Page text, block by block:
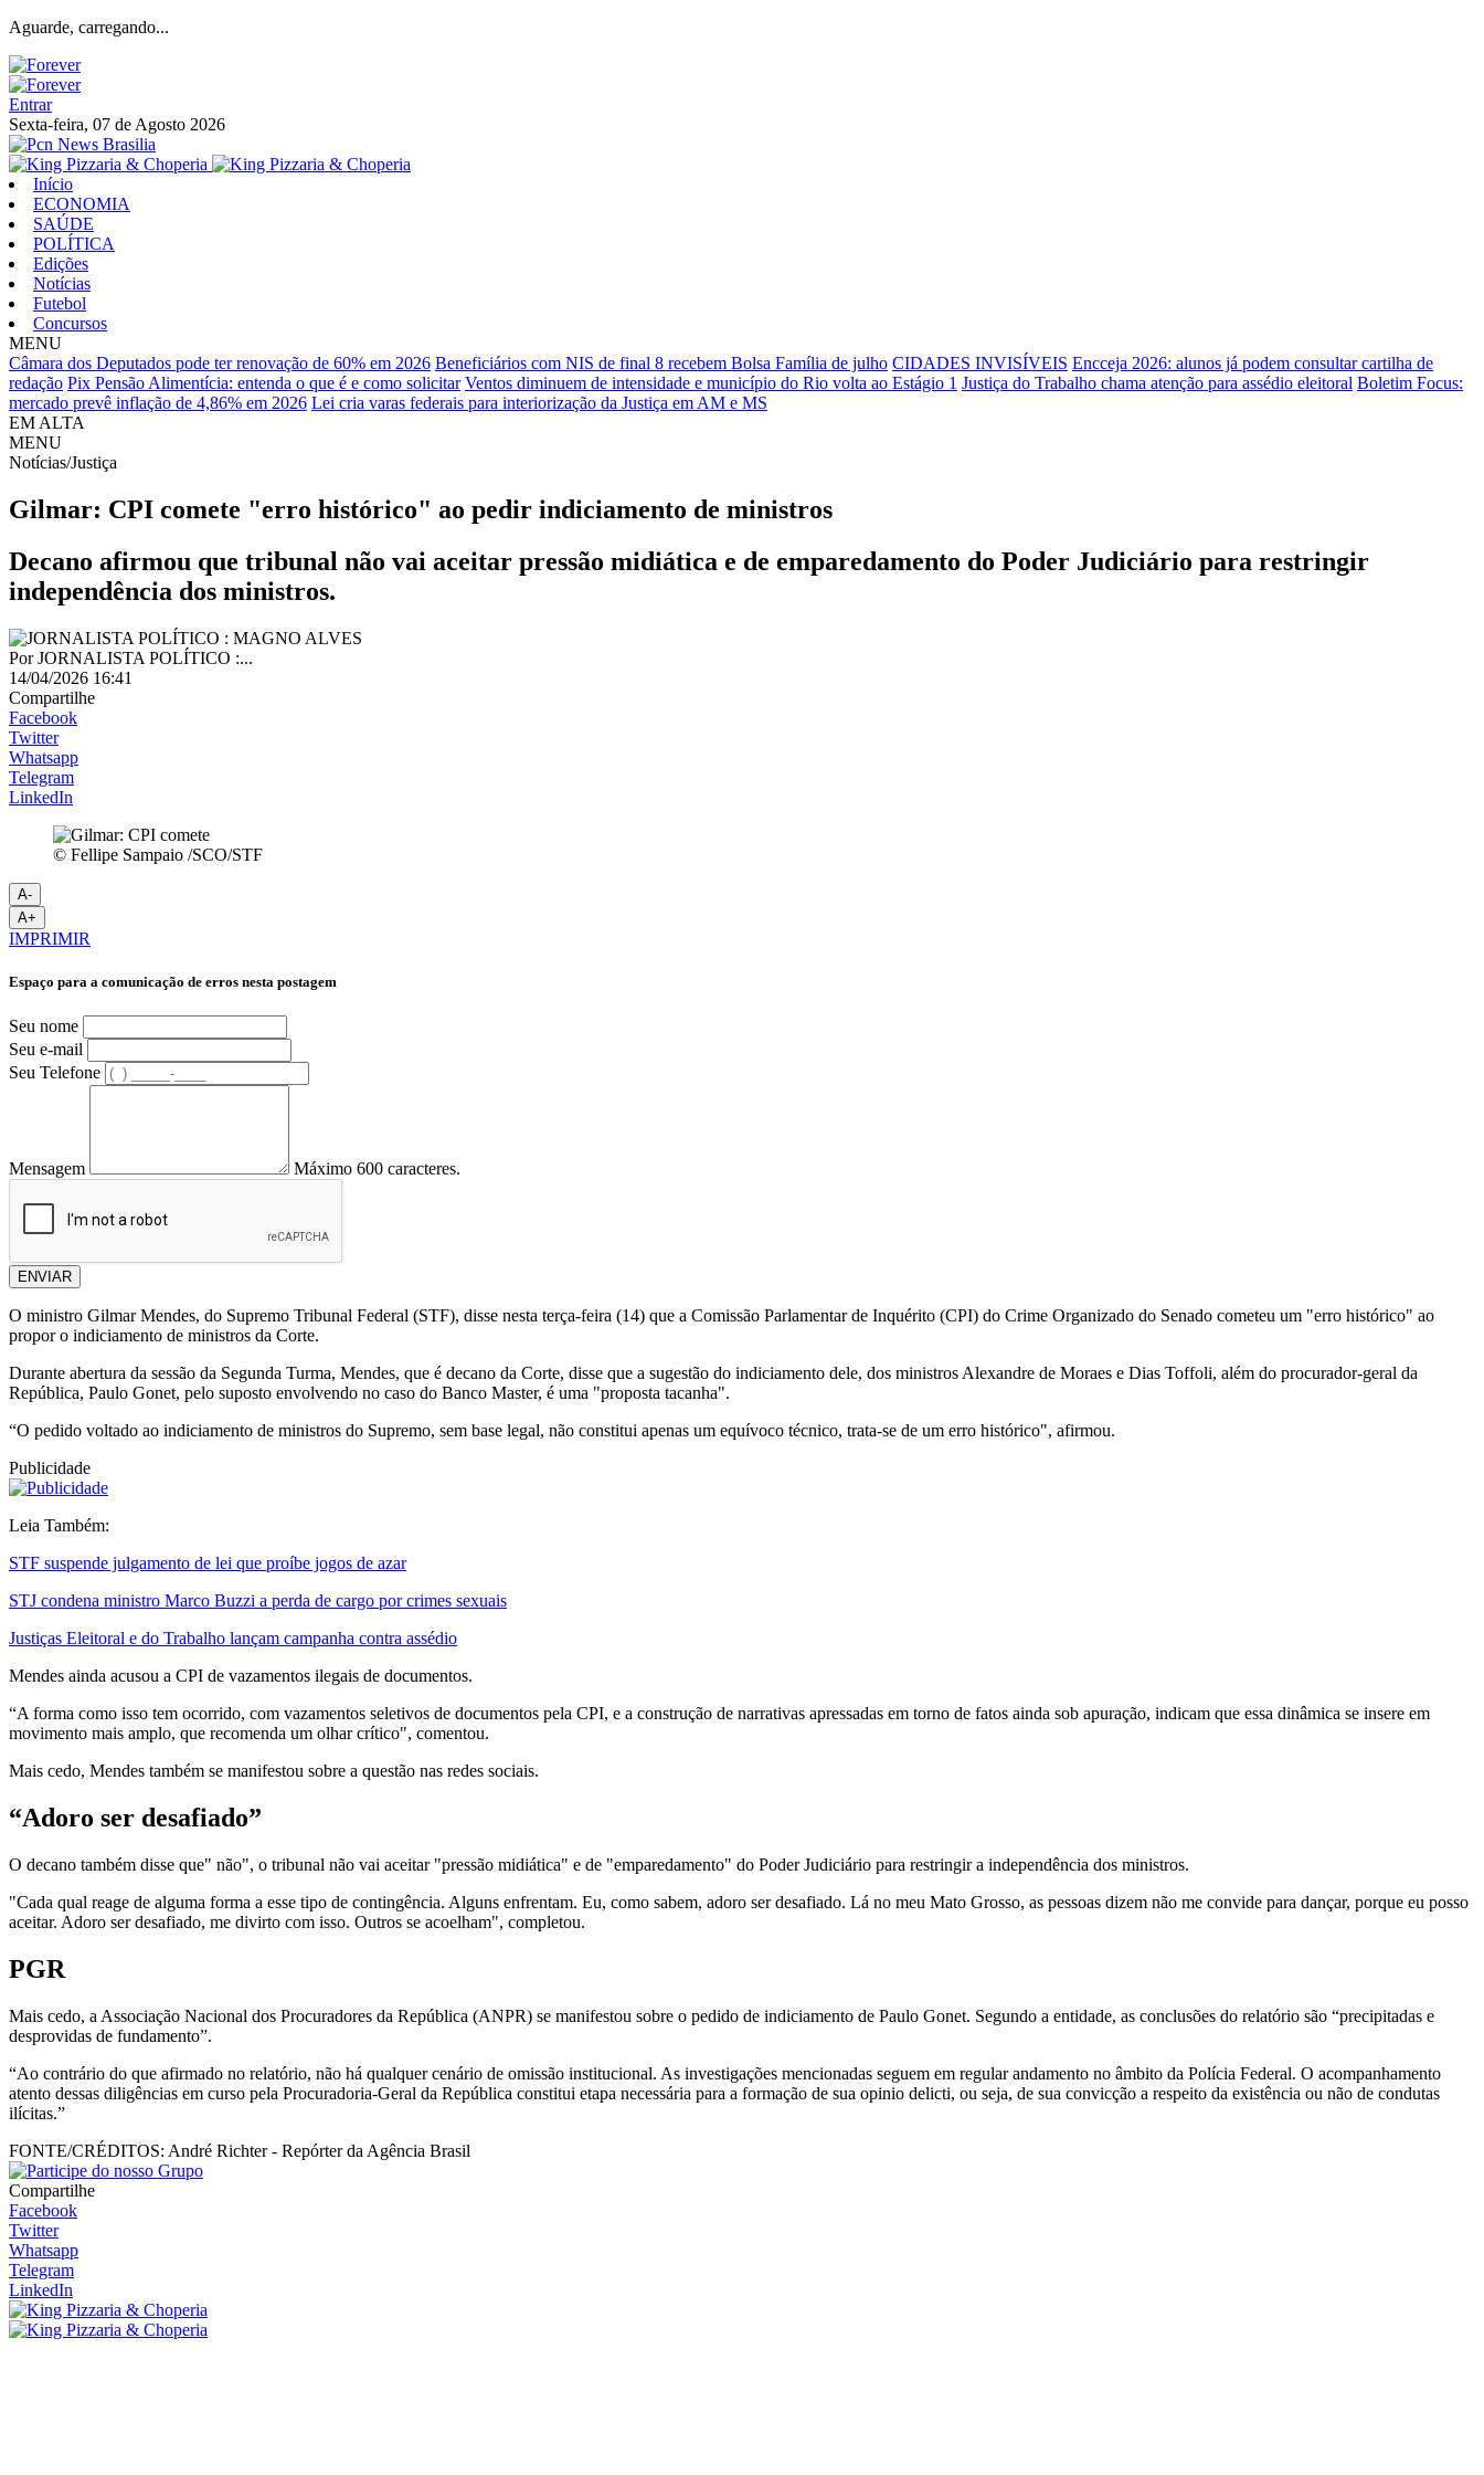
Aguarde, carregando...
Entrar
Sexta-feira, 07 de Agosto 2026
Início
ECONOMIA
SAÚDE
POLÍTICA
Edições
Notícias
Futebol
Concursos
MENU
Câmara dos Deputados pode ter renovação de 60% em 2026 Beneficiários com NIS de final 8 recebem Bolsa Família de julho CIDADES INVISÍVEIS Encceja 2026: alunos já podem consultar cartilha de
redação Pix Pensão Alimentícia: entenda o que é e como solicitar Ventos diminuem de intensidade e município do Rio volta ao Estágio 1 Justiça do Trabalho chama atenção para assédio eleitoral Boletim Focus:
mercado prevê inflação de 4,86% em 2026 Lei cria varas federais para interiorização da Justiça em AM e MS
EM ALTA
MENU
Notícias/Justiça
Gilmar: CPI comete "erro histórico" ao pedir indiciamento de ministros
Decano afirmou que tribunal não vai aceitar pressão midiática e de emparedamento do Poder Judiciário para restringir
independência dos ministros.
PorJORNALISTA POLÍTICO :...
14/04/2026 16:41
Compartilhe
Facebook
Twitter
Whatsapp
Telegram
LinkedIn
© Fellipe Sampaio /SCO/STF
A-
A+
IMPRIMIR
Espaço para a comunicação de erros nesta postagem
Seu nome
Seu e-mail
Seu Telefone
Mensagem Máximo 600 caracteres.
ENVIAR
O ministro Gilmar Mendes, do Supremo Tribunal Federal (STF), disse nesta terça-feira (14) que a Comissão Parlamentar de Inquérito (CPI) do Crime Organizado do Senado cometeu um "erro histórico" ao
propor o indiciamento de ministros da Corte.
Durante abertura da sessão da Segunda Turma, Mendes, que é decano da Corte, disse que a sugestão do indiciamento dele, dos ministros Alexandre de Moraes e Dias Toffoli, além do procurador-geral da
República, Paulo Gonet, pelo suposto envolvendo no caso do Banco Master, é uma "proposta tacanha".
“O pedido voltado ao indiciamento de ministros do Supremo, sem base legal, não constitui apenas um equívoco técnico, trata-se de um erro histórico", afirmou.
Publicidade
Leia Também:
STF suspende julgamento de lei que proíbe jogos de azar
STJ condena ministro Marco Buzzi a perda de cargo por crimes sexuais
Justiças Eleitoral e do Trabalho lançam campanha contra assédio
Mendes ainda acusou a CPI de vazamentos ilegais de documentos.
“A forma como isso tem ocorrido, com vazamentos seletivos de documentos pela CPI, e a construção de narrativas apressadas em torno de fatos ainda sob apuração, indicam que essa dinâmica se insere em
movimento mais amplo, que recomenda um olhar crítico", comentou.
Mais cedo, Mendes também se manifestou sobre a questão nas redes sociais.
“Adoro ser desafiado”
O decano também disse que" não", o tribunal não vai aceitar "pressão midiática" e de "emparedamento" do Poder Judiciário para restringir a independência dos ministros.
"Cada qual reage de alguma forma a esse tipo de contingência. Alguns enfrentam. Eu, como sabem, adoro ser desafiado. Lá no meu Mato Grosso, as pessoas dizem não me convide para dançar, porque eu posso
aceitar. Adoro ser desafiado, me divirto com isso. Outros se acoelham", completou.
PGR
Mais cedo, a Associação Nacional dos Procuradores da República (ANPR) se manifestou sobre o pedido de indiciamento de Paulo Gonet. Segundo a entidade, as conclusões do relatório são “precipitadas e
desprovidas de fundamento”.
“Ao contrário do que afirmado no relatório, não há qualquer cenário de omissão institucional. As investigações mencionadas seguem em regular andamento no âmbito da Polícia Federal. O acompanhamento
atento dessas diligências em curso pela Procuradoria-Geral da República constitui etapa necessária para a formação de sua opinio delicti, ou seja, de sua convicção a respeito da existência ou não de condutas
ilícitas.”
FONTE/CRÉDITOS: André Richter - Repórter da Agência Brasil
Compartilhe
Facebook
Twitter
Whatsapp
Telegram
LinkedIn